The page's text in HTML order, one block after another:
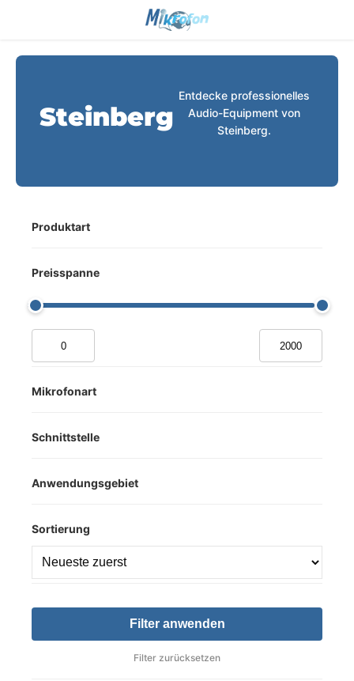
Steinberg
Entdecke professionelles
Audio-Equipment von
Steinberg.
Produktart
Preisspanne
Mikrofonart
Schnittstelle
Anwendungsgebiet
Sortierung
Filter anwenden
Filter zurücksetzen